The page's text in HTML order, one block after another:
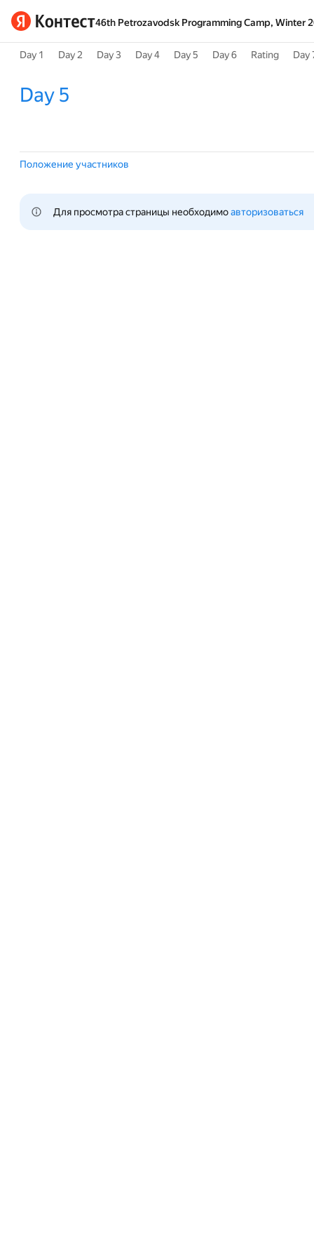
46th Petrozavodsk Programming Camp, Winter
Day 1 Day 2 Day 3 Day 4 Day 5 Day 6 Rating Day
Day 5
Положение участников
Для просмотра страницы необходимо авторизоваться